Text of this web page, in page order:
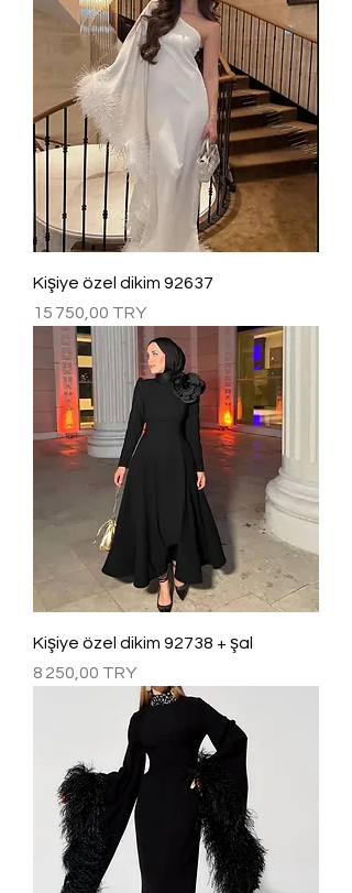
Kişiye özel dikim 92637
Prix
15 750,00 TRY
Kişiye özel dikim 92738 + şal
Prix
8 250,00 TRY